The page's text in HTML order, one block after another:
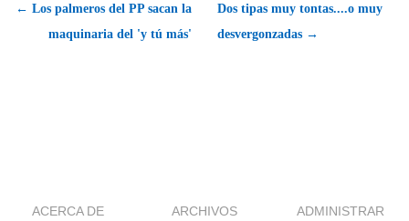
← Los palmeros del PP sacan la
maquinaria del 'y tú más'
Dos tipas muy tontas....o muy
desvergonzadas →
ACERCA DE ARCHIVOS ADMINISTRAR